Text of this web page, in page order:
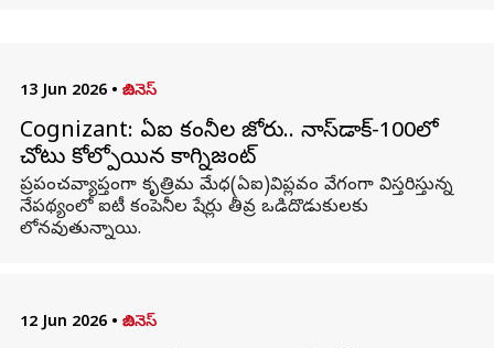
13 Jun 2026 • బిజినెస్
Cognizant: ఏఐ కంపెనీల జోరు.. నాస్‌డాక్‌-100లో
చోటు కోల్పోయిన కాగ్నిజంట్
ప్రపంచవ్యాప్తంగా కృత్రిమ మేధ(ఏఐ)విప్లవం వేగంగా విస్తరిస్తున్న
నేపథ్యంలో ఐటీ కంపెనీల షేర్లు తీవ్ర ఒడిదొడుకులకు
లోనవుతున్నాయి.
12 Jun 2026 • బిజినెస్